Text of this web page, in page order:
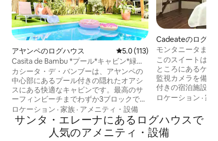
アヤンペのログハウス レビュー113件、5つ星中5.0つ
5.0 (113)
Casita de Bambu *プール*キャビン*緑の
オアシス*ビーチまで2分
カシータ・デ・バンブーは、アヤンペの
中心部にあるプール付きの隠れたオアシ
スにある快適なキャビンです。最高のサ
ーフィンビーチまでわずか3ブロックで、
最大6名様まで宿泊可能です！ -高い木々
に囲まれたキャビンでプライバシーを確
保。 屋内と屋外のキッチンで美味しい食
事を調理+バーベキュー 浅いプレイ/日焼
ロケーション · 家族 · アメニティ・設備
Cadeateのログハ
モンタニータまで
ビン。
このスイートは、
ところにあるケー
監視カメラを備え
付きの宿泊施設の中
トはデュプレッ
ープンスペースが
ッド（ダブル1台
ていることがわか
ロケーション ·家
サンタ・エレーナにあるログハウスで
人気のアメニティ・設備